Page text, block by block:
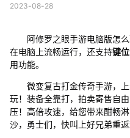
2023-08-28
阿修罗之眼手游电脑版怎么
在电脑上流畅运行，还支持键
用功能。
微变复古打金传奇手游，上
玩！装备全靠打，拍卖寄售自
压！高倍攻速，给您带来酣畅
沙，勇士们，快叫上好兄弟重返